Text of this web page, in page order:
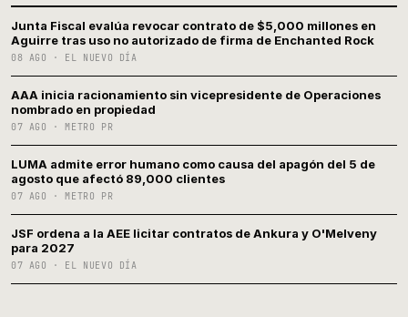
Junta Fiscal evalúa revocar contrato de $5,000 millones en
Aguirre tras uso no autorizado de firma de Enchanted Rock
08 AGO · EL NUEVO DÍA
AAA inicia racionamiento sin vicepresidente de Operaciones
nombrado en propiedad
07 AGO · METRO PR
LUMA admite error humano como causa del apagón del 5 de
agosto que afectó 89,000 clientes
07 AGO · METRO PR
JSF ordena a la AEE licitar contratos de Ankura y O'Melveny
para 2027
07 AGO · EL NUEVO DÍA